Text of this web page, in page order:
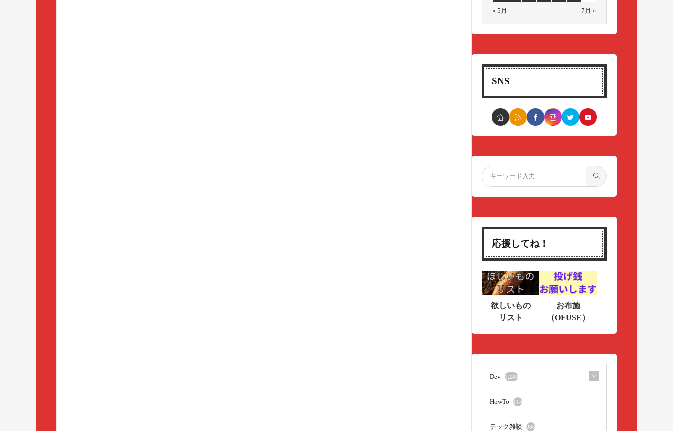
« 5月 7月 »
SNS
応援してね！
欲しいもの
リスト
お布施
（OFUSE）
Dev 1,288
HowTo 114
テック雑談 966